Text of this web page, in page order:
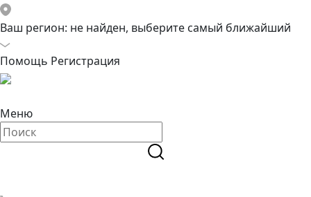
Ваш регион: не найден, выберите самый ближайший
Помощь Регистрация
Меню